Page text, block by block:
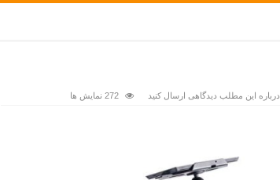
درباره این مطلب دیدگاهی ارسال کنید 272 نمایش ها